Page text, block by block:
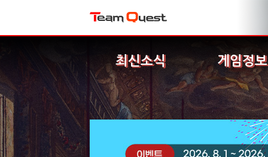
최신소식 게임정보